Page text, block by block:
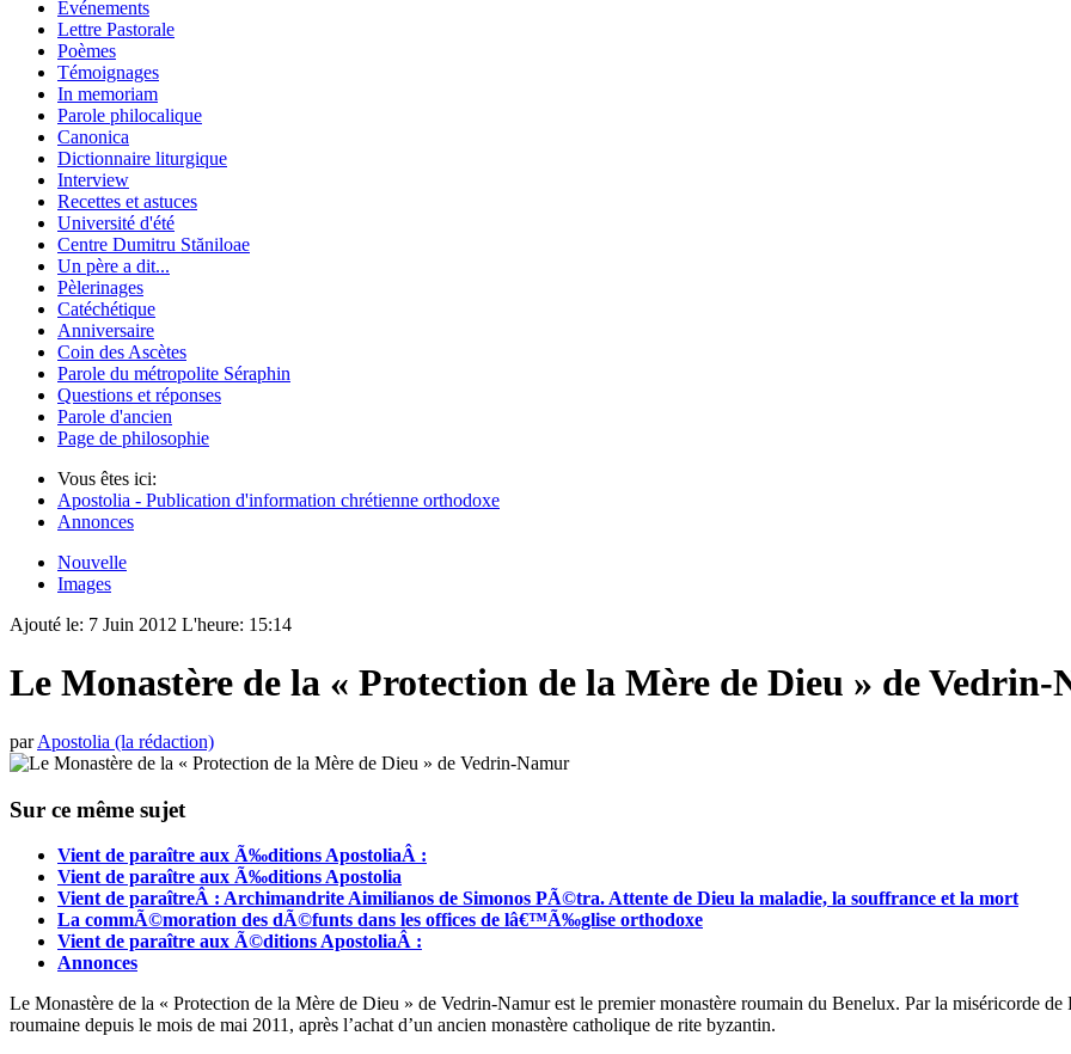
Evénements
Lettre Pastorale
Poèmes
Témoignages
In memoriam
Parole philocalique
Canonica
Dictionnaire liturgique
Interview
Recettes et astuces
Université d'été
Centre Dumitru Stăniloae
Un père a dit...
Pèlerinages
Catéchétique
Anniversaire
Coin des Ascètes
Parole du métropolite Séraphin
Questions et réponses
Parole d'ancien
Page de philosophie
Vous êtes ici:
Apostolia - Publication d'information chrétienne orthodoxe
Annonces
Nouvelle
Images
Ajouté le: 7 Juin 2012 L'heure: 15:14
Le Monastère de la « Protection de la Mère de Dieu » de
parApostolia (la rédaction)
Sur ce même sujet
Vient de paraître aux Ã‰ditions ApostoliaÂ :
Vient de paraître aux Ã‰ditions Apostolia
Vient de paraîtreÂ : Archimandrite Aimilianos de Simonos PÃ©tra. Attente de Dieu la maladie, la souffrance et la mort
La commÃ©moration des dÃ©funts dans les offices de lâ€™Ã‰glise orthodoxe
Vient de paraître aux Ã©ditions ApostoliaÂ :
Annonces
Le Monastère de la « Protection de la Mère de Dieu » de Vedrin‑Namur est le premier monastère roumain du Benelux. Par la miséricorde
roumaine depuis le mois de mai 2011, après l’achat d’un ancien monastère catholique de rite byzantin.